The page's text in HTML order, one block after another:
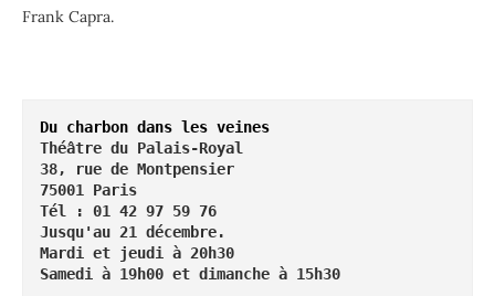
Frank Capra.
Du charbon dans les veines
Théâtre du Palais-Royal
38, rue de Montpensier
75001 Paris
Tél : 01 42 97 59 76
Samedi à 19h00 et dimanche à 15h30